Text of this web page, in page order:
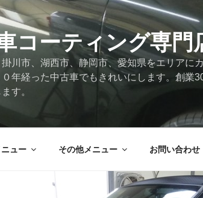
コーティング専
川市、湖西市、静岡市、愛知県をエリアに
年経った中古車でもきれいにします。創業
す。
ュー その他メニュー お問い合わせ